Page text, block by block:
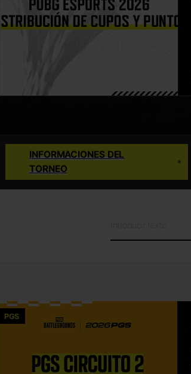
INFORMACIONES DEL
TORNEO
PGS